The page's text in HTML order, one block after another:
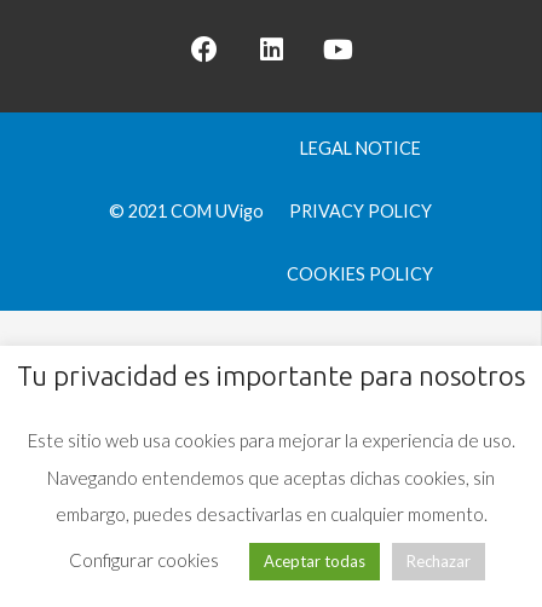
© 2021 COM UVigo
LEGAL NOTICE
PRIVACY POLICY
COOKIES POLICY
Tu privacidad es importante para nosotros
Este sitio web usa cookies para mejorar la experiencia de uso.
Navegando entendemos que aceptas dichas cookies, sin
embargo, puedes desactivarlas en cualquier momento.
Configurar cookies Aceptar todas Rechazar